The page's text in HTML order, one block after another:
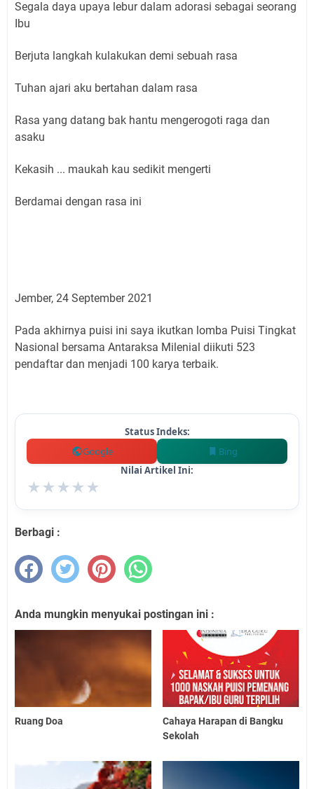
Segala daya upaya lebur dalam adorasi sebagai seorang
Ibu
Berjuta langkah kulakukan demi sebuah rasa
Tuhan ajari aku bertahan dalam rasa
Rasa yang datang bak hantu mengerogoti raga dan
asaku
Kekasih ... maukah kau sedikit mengerti
Berdamai dengan rasa ini
Jember, 24 September 2021
Pada akhirnya puisi ini saya ikutkan lomba Puisi Tingkat
Nasional bersama Antaraksa Milenial diikuti 523
pendaftar dan menjadi 100 karya terbaik.
Status Indeks:
Google
Bing
Nilai Artikel Ini:
★★★★★
Berbagi :
Anda mungkin menyukai postingan ini :
Ruang Doa
Cahaya Harapan di Bangku
Sekolah